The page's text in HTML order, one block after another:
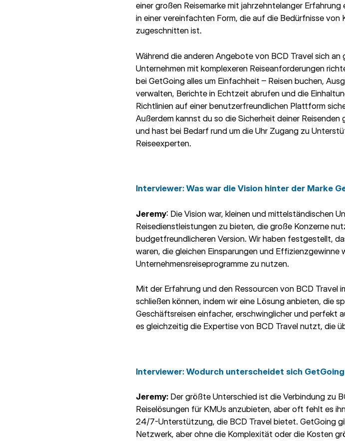
einer großen Reisemarke mit jahrzehntelanger
in einer vereinfachten Form, die auf die Bedürfnisse von
zugeschnitten ist.
Während die anderen Angebote von BCD Travel sich an
Unternehmen mit komplexeren Reiseanforderungen
bei GetGoing alles um Einfachheit – Reisen buchen,
verwalten, Berichte in Echtzeit abrufen und die
Richtlinien auf einer benutzerfreundlichen Plattform
Außerdem kannst du so die Sicherheit deiner Reisenden
und hast bei Bedarf rund um die Uhr Zugang zu
Reiseexperten.
Interviewer: Was war die Vision hinter der Marke
Jeremy: Die Vision war, kleinen und mittelständischen
Reisedienstleistungen zu bieten, die große Konzerne
budgetfreundlicheren Version. Wir haben festgestellt,
waren, die gleichen Einsparungen und Effizienzgewinne
Unternehmensreiseprogramme zu nutzen.
Mit der Erfahrung und den Ressourcen von BCD Travel
schließen können, indem wir eine Lösung anbieten, die
Geschäftsreisen einfacher, erschwinglicher und perfekt
es gleichzeitig die Expertise von BCD Travel nutzt, die
Interviewer: Wodurch unterscheidet sich
Jeremy: Der größte Unterschied ist die Verbindung zu
Reiselösungen für KMUs anzubieten, aber oft fehlt es
24/7-Unterstützung, die BCD Travel bietet. GetGoing
Netzwerk, aber ohne die Komplexität oder die Kosten